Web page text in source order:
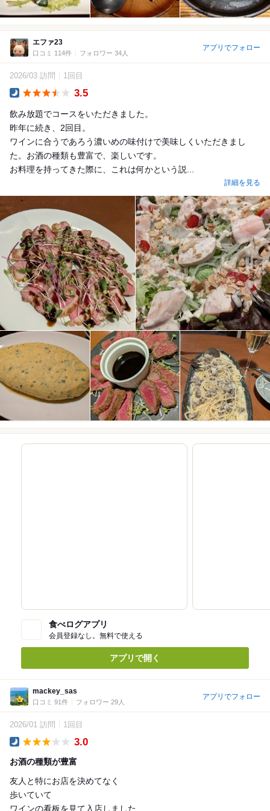
エファ23
口コミ 114件 フォロワー 34人
アプリでフォロー
2026/03 訪問 1回目
3.5
飲み放題でコースをいただきました。
昨年に続き、2回目。
ワインに合うであろう濃いめの味付けで美味しくいただきまし
た。お酒の種類も豊富で、楽しいです。
お料理を持ってきた際に、これは何かという説...
詳細を見る
食べログアプリ
会員登録なし。無料で使える
アプリで開く
mackey_sas
口コミ 91件 フォロワー 29人
アプリでフォロー
2026/01 訪問 1回目
3.0
お酒の種類が豊富
友人と特にお店を決めてなく
歩いていて
ワインの看板を見て入店しました